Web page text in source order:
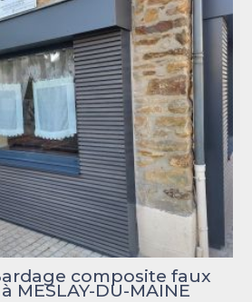
composite faux
MESLAY-DU-MAINE